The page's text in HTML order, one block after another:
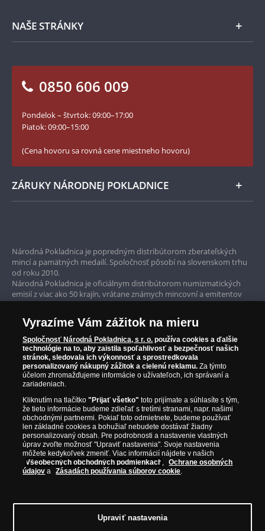
100. výročie vzniku Česko-Slovenska
Numizmatické novinky
NAŠE STRÁNKY
Blog Pokladnica mincí
Facebook Národnej Pokladnice
YouTube Národnej Pokladnice
0850 606 009
Pondelok – štvrtok: 09:00–17:00
Piatok: 09:00–15:00
(Cena hovoru sa rovná cene miestneho hovoru)
ZÁRUKY NÁRODNEJ POKLADNICE
Garancia najvyššej kvality
Iba originálne produkty
Národná Pokladnica je popredným distribútorom zberateľských
mincí a pamätných medailí. Spoločnosť pôsobí na slovenskom trhu
od roku 2010.
Národná Pokladnica je oficiálnym distribútorom numizmatických
emisií z viac ako 50 krajín, vrátane známych mincovní a emitentov
ako je Britská kráľovská mincovňa, Kráľovská kanadská mincovňa,
Parížska mincovňa, Nórska mincovňa, Fínska mincovňa alebo
Austrálska mincovňa Perth. Spoločnosť svojim zákazníkom a
zberateľom garantuje, že všetky produkty sú v originálnej a v
prvotriednej kvalite, čo je doložené aj priloženým Certifikátom
autentickosti.
© Copyright 2026 - Národná Pokladnica, s. r. o.; Námestie Mateja Korvína 1,
www.narodnapokladnica.sk; IČO: 45 480 206, DIČ: SK2023004302
Vyrazíme Vám zážitok na mieru
Spoločnosť Národná Pokladnica, s r. o. používa cookies a ďalšie
technológie na to, aby zaistila spoľahlivosť a bezpečnosť našich
stránok, sledovala ich výkonnosť a sprostredkovala
personalizovaný nákupný zážitok a cielenú reklamu. Za týmto
účelom zhromažďujeme informácie o užívateľoch, ich správaní a
zariadeniach.
Kliknutím na tlačítko"Prijať všetko" toto prijímate a súhlasíte s tým,
že tieto informácie budeme zdieľať s tretími stranami, napr. našimi
obchodnými partnermi. Pokiaľ toto odmietnete, budeme používať
len základné cookies a bohužiaľ nebudete dostávať žiadny
personalizovaný obsah. Pre podrobnosti a nastavenie vlastných
úprav zvoľte možnosť "Upraviť nastavenia". Svoje nastavenia
môžete kedykoľvek zmeniť. Viac informácií nájdete v našich
Všeobecných obchodných podmienkach ,
Ochrane osobných
údajov a Zásadách používania súborov cookie.
Upraviť nastavenia